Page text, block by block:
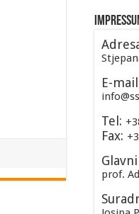
E-
Tel:
Fax:
prof.